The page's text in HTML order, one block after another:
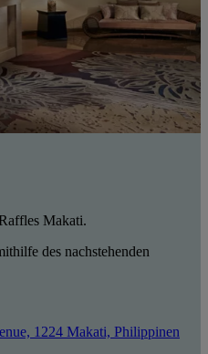
Makati.
des nachstehenden
1224 Makati, Philippinen